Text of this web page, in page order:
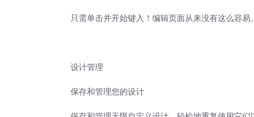
只需单击并开始键入！编辑页面从来没有这么容易
设计管理
保存和管理您的设计